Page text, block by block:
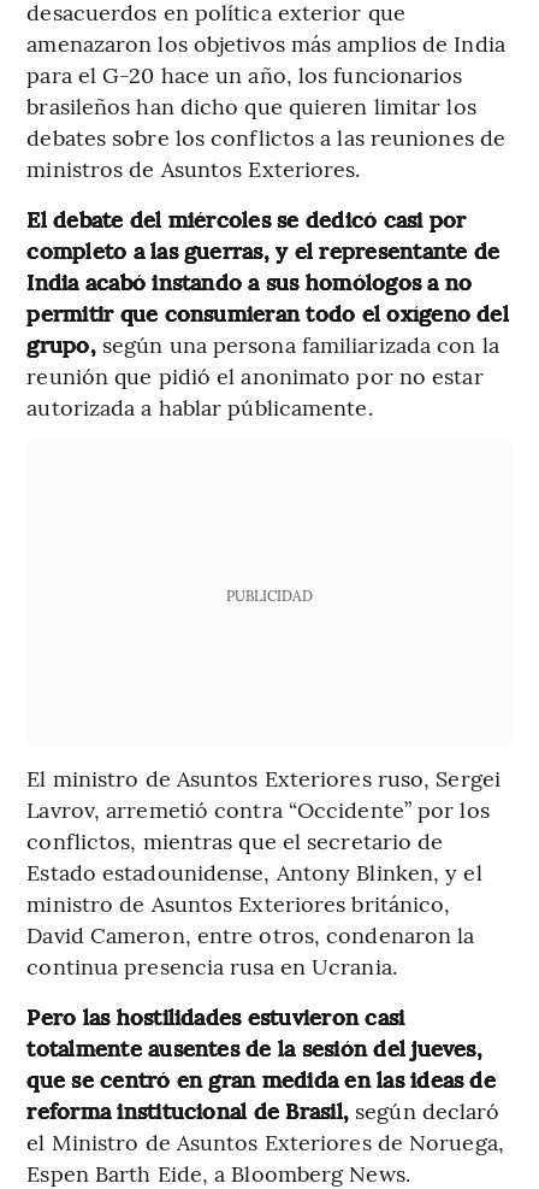
desacuerdos en política exterior que
amenazaron los objetivos más amplios de India
para el G-20 hace un año, los funcionarios
brasileños han dicho que quieren limitar los
debates sobre los conflictos a las reuniones de
ministros de Asuntos Exteriores.
El debate del miércoles se dedicó casi por
completo a las guerras, y el representante de
India acabó instando a sus homólogos a no
permitir que consumieran todo el oxígeno del
grupo,según una persona familiarizada con la
reunión que pidió el anonimato por no estar
autorizada a hablar públicamente.
PUBLICIDAD
El ministro de Asuntos Exteriores ruso, Sergei
Lavrov, arremetió contra “Occidente” por los
conflictos, mientras que el secretario de
Estado estadounidense, Antony Blinken, y el
ministro de Asuntos Exteriores británico,
David Cameron, entre otros, condenaron la
continua presencia rusa en Ucrania.
Pero las hostilidades estuvieron casi
totalmente ausentes de la sesión del jueves,
que se centró en gran medida en las ideas de
reforma institucional de Brasil, según declaró
el Ministro de Asuntos Exteriores de Noruega,
Espen Barth Eide, a Bloomberg News.